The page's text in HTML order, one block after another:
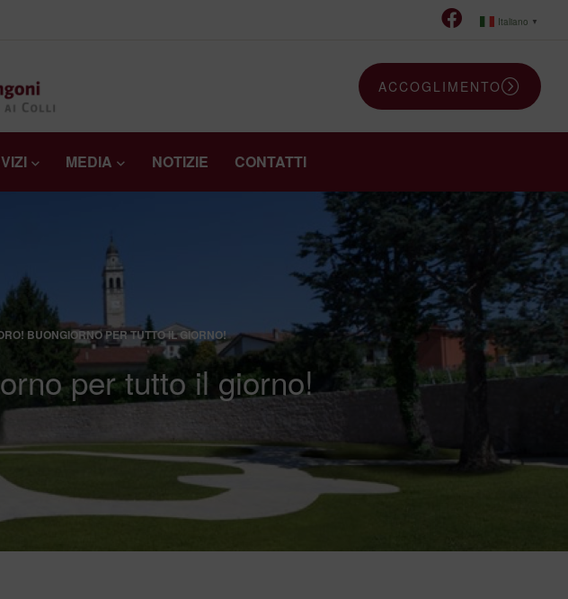
Italiano ▼
ACCOGLIMENTO
MEDIA NOTIZIE CONTATTI
BUONGIORNO PER TUTTO IL GIORNO!
per tutto il giorno!